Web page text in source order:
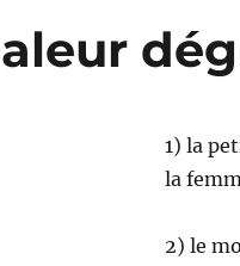
1) la
la
2) le